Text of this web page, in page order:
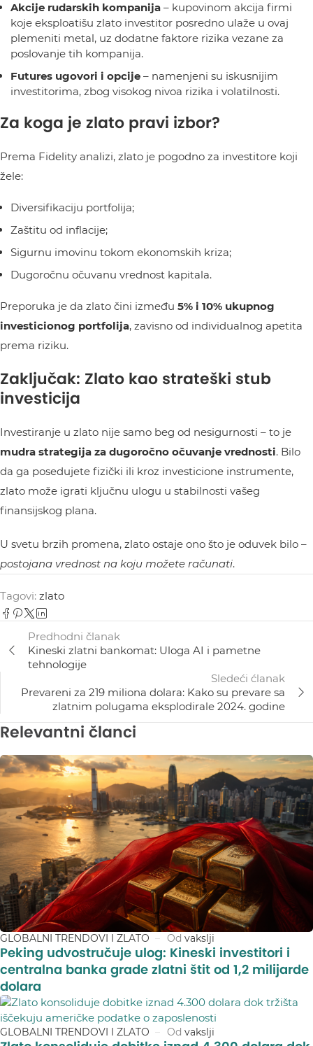
Akcije rudarskih kompanija – kupovinom akcija firmi
koje eksploatišu zlato investitor posredno ulaže u ovaj
plemeniti metal, uz dodatne faktore rizika vezane za
poslovanje tih kompanija.
Futures ugovori i opcije – namenjeni su iskusnijim
investitorima, zbog visokog nivoa rizika i volatilnosti.
Za koga je zlato pravi izbor?
Prema Fidelity analizi, zlato je pogodno za investitore koji
žele:
Diversifikaciju portfolija;
Zaštitu od inflacije;
Sigurnu imovinu tokom ekonomskih kriza;
Dugoročnu očuvanu vrednost kapitala.
Preporuka je da zlato čini između 5% i 10% ukupnog
investicionog portfolija, zavisno od individualnog apetita
prema riziku.
Zaključak: Zlato kao strateški stub
investicija
Investiranje u zlato nije samo beg od nesigurnosti – to je
mudra strategija za dugoročno očuvanje vrednosti. Bilo
da ga posedujete fizički ili kroz investicione instrumente,
zlato može igrati ključnu ulogu u stabilnosti vašeg
finansijskog plana.
U svetu brzih promena, zlato ostaje ono što je oduvek bilo –
postojana vrednost na koju možete računati.
Tagovi: zlato
Predhodni članak
Kineski zlatni bankomat: Uloga AI i pametne
tehnologije
Sledeći ćlanak
Prevareni za 219 miliona dolara: Kako su prevare sa
zlatnim polugama eksplodirale 2024. godine
Relevantni članci
GLOBALNI TRENDOVI I ZLATO Od vakslji
Peking udvostručuje ulog: Kineski investitori i
centralna banka grade zlatni štit od 1,2 milijarde
dolara
GLOBALNI TRENDOVI I ZLATO Od vakslji